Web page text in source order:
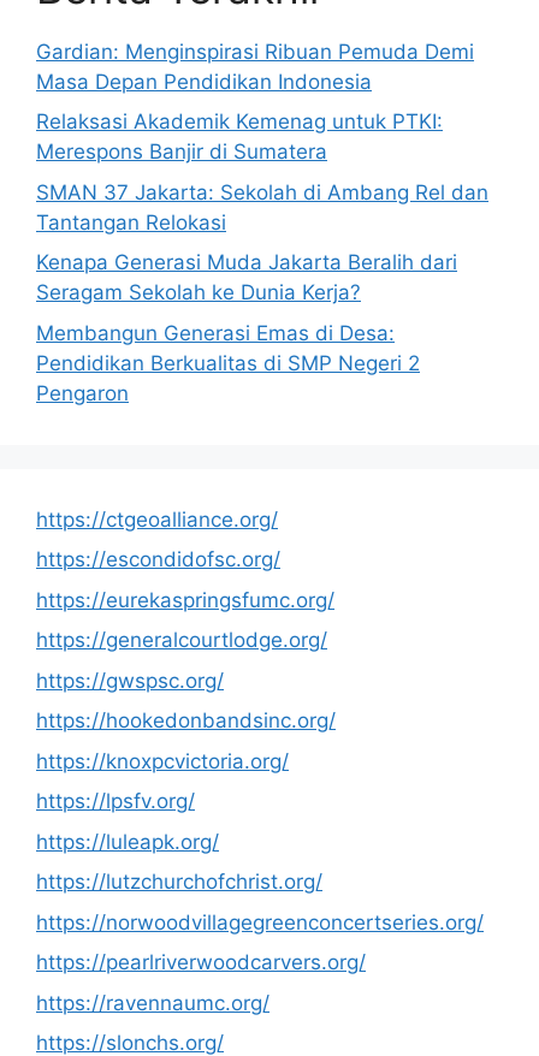
Gardian: Menginspirasi Ribuan Pemuda Demi
Masa Depan Pendidikan Indonesia
Relaksasi Akademik Kemenag untuk PTKI:
Merespons Banjir di Sumatera
SMAN 37 Jakarta: Sekolah di Ambang Rel dan
Tantangan Relokasi
Kenapa Generasi Muda Jakarta Beralih dari
Seragam Sekolah ke Dunia Kerja?
Membangun Generasi Emas di Desa:
Pendidikan Berkualitas di SMP Negeri 2
Pengaron
https://ctgeoalliance.org/
https://escondidofsc.org/
https://eurekaspringsfumc.org/
https://generalcourtlodge.org/
https://gwspsc.org/
https://hookedonbandsinc.org/
https://knoxpcvictoria.org/
https://lpsfv.org/
https://luleapk.org/
https://lutzchurchofchrist.org/
https://norwoodvillagegreenconcertseries.org/
https://pearlriverwoodcarvers.org/
https://ravennaumc.org/
https://slonchs.org/